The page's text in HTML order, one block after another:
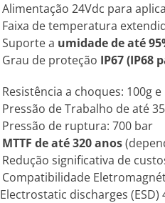
Alimentação 24Vdc para
Faixa de temperatura
Suporte a umidade de até
Grau de proteção IP67 (IP68
Resistência a choques: 100g
Pressão de Trabalho de até
Pressão de ruptura: 700 bar
MTTF de até 320 anos
Redução significativa de
Compatibilidade
Electrostatic discharges (ESD)